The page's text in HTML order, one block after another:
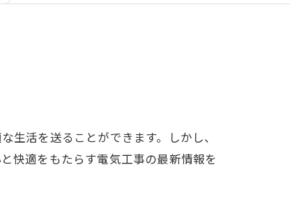
生活を送ることができます。しかし、
快適をもたらす電気工事の最新情報を